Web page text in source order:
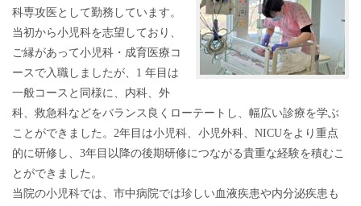
科専攻医として勤務しています。
当初から小児科を志望しており、
ご縁があって小児科・成育医療コ
ースで入職しましたが、1 年目は
一般コースと同様に、内科、外
科、救急科などをバランス良くローテートし、幅広い診療を学ぶ
ことができました。2年目は小児科、小児外科、NICUをより重点
的に研修し、3年目以降の後期研修につながる貴重な経験を積むこ
とができました。
当院の小児科では、市中病院では珍しい血液疾患や内分泌疾患も